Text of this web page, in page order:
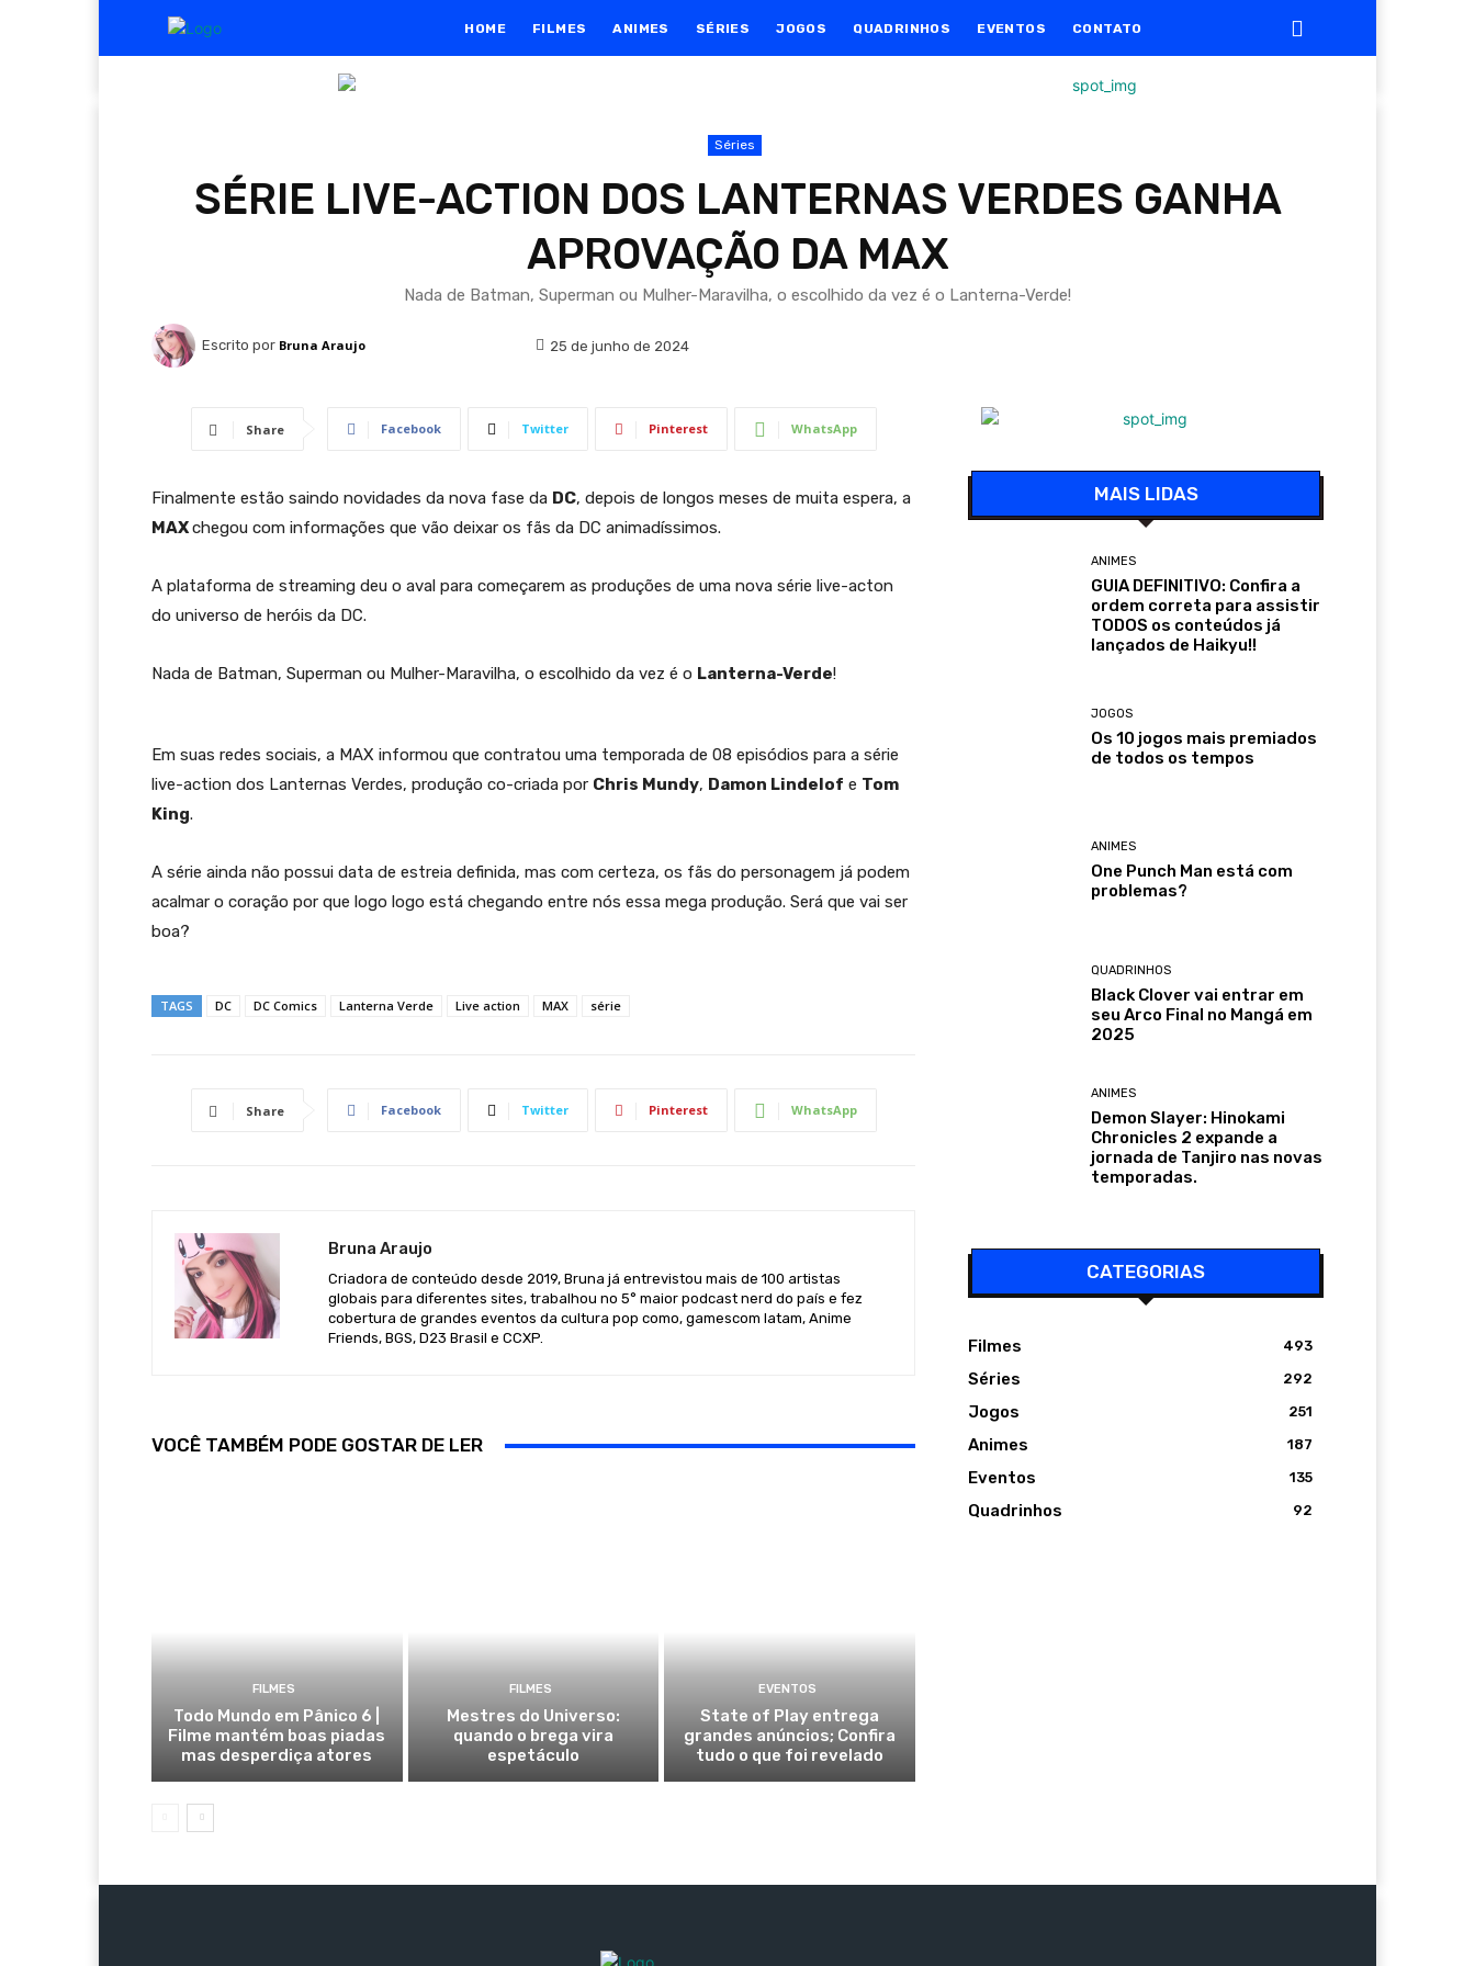
HOME FILMES ANIMES SÉRIES JOGOS QUADRINHOS EVENTOS CONTATO
Séries
SÉRIE LIVE-ACTION DOS LANTERNAS VERDES GANHA
APROVAÇÃO DA MAX
Nada de Batman, Superman ou Mulher-Maravilha, o escolhido da vez é o Lanterna-Verde!
Escrito por Bruna Araujo 25 de junho de 2024
Share Facebook Twitter Pinterest WhatsApp
Finalmente estão saindo novidades da nova fase da DC, depois de longos meses de muita espera, a
MAXchegou com informações que vão deixar os fãs da DC animadíssimos.
A plataforma de streaming deu o aval para começarem as produções de uma nova série live-acton
do universo de heróis da DC.
Nada de Batman, Superman ou Mulher-Maravilha, o escolhido da vez é o Lanterna-Verde!
Em suas redes sociais, a MAX informou que contratou uma temporada de 08 episódios para a série
live-action dos Lanternas Verdes, produção co-criada por Chris Mundy, Damon Lindelof e Tom
King.
A série ainda não possui data de estreia definida, mas com certeza, os fãs do personagem já podem
acalmar o coração por que logo logo está chegando entre nós essa mega produção. Será que vai ser
boa?
TAGS DC DC Comics Lanterna Verde Live action MAX série
Share Facebook Twitter Pinterest WhatsApp
Bruna Araujo
Criadora de conteúdo desde 2019, Bruna já entrevistou mais de 100 artistas
globais para diferentes sites, trabalhou no 5° maior podcast nerd do país e fez
cobertura de grandes eventos da cultura pop como, gamescom latam, Anime
Friends, BGS, D23 Brasil e CCXP.
VOCÊ TAMBÉM PODE GOSTAR DE LER
FILMES
Todo Mundo em Pânico 6 |
Filme mantém boas piadas
mas desperdiça atores
FILMES
Mestres do Universo:
quando o brega vira
espetáculo
EVENTOS
State of Play entrega
grandes anúncios; Confira
tudo o que foi revelado
MAIS LIDAS
ANIMES
GUIA DEFINITIVO: Confira a
ordem correta para assistir
TODOS os conteúdos já
lançados de Haikyu!!
JOGOS
Os 10 jogos mais premiados
de todos os tempos
ANIMES
One Punch Man está com
problemas?
QUADRINHOS
Black Clover vai entrar em
seu Arco Final no Mangá em
2025
ANIMES
Demon Slayer: Hinokami
Chronicles 2 expande a
jornada de Tanjiro nas novas
temporadas.
CATEGORIAS
Filmes 493
Séries 292
Jogos 251
Animes 187
Eventos 135
Quadrinhos 92